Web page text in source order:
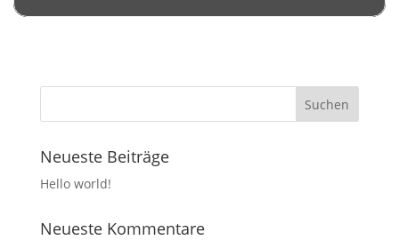
Neueste Beiträge
Hello world!
Neueste Kommentare